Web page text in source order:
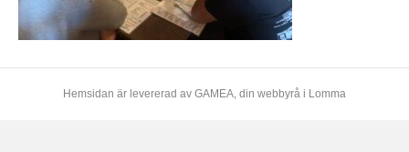
Hemsidan är levererad av GAMEA, din webbyrå i Lomma